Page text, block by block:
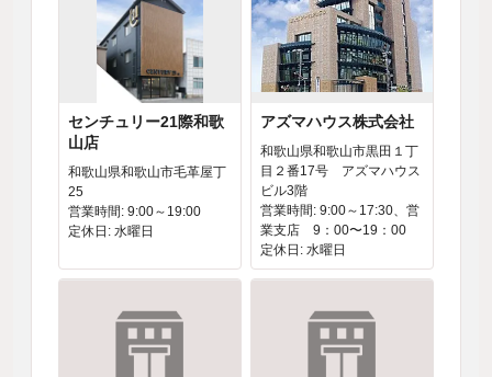
センチュリー21際和歌
山店
和歌山県和歌山市毛革屋丁
25
営業時間: 9:00～19:00
定休日: 水曜日
アズマハウス株式会社
和歌山県和歌山市黒田１丁
目２番17号 アズマハウス
ビル3階
営業時間: 9:00～17:30、営
業支店 9：00〜19：00
定休日: 水曜日